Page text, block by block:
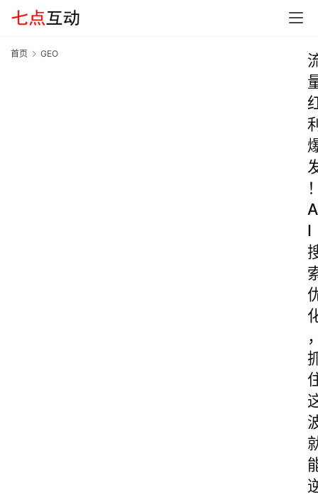
首页 GEO
A
I